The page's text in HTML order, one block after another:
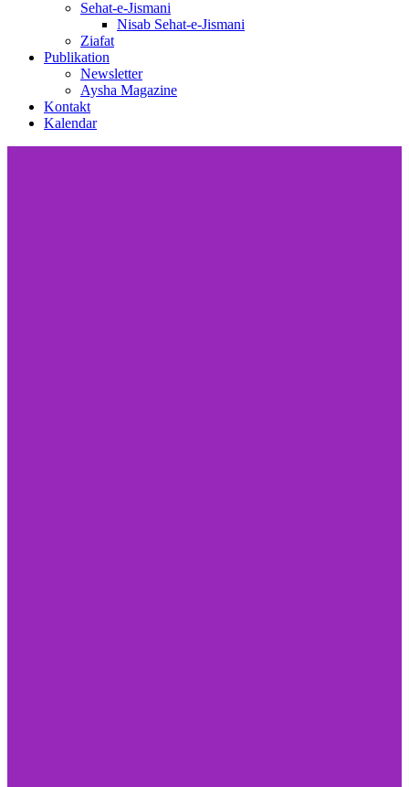
Sehat-e-Jismani
Nisab Sehat-e-Jismani
Ziafat
Publikation
Newsletter
Aysha Magazine
Kontakt
Kalendar